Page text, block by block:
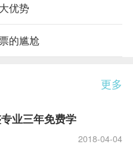
优势
的尴尬
更多
业三年免费学
2018-04-04